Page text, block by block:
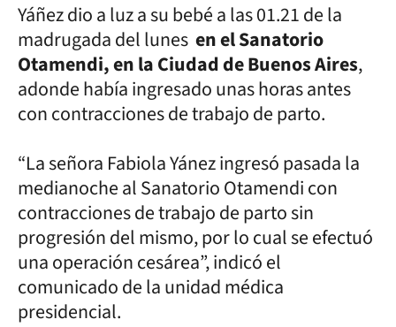
Yáñez dio a luz a su bebé a las 01.21 de la
madrugada del lunes en el Sanatorio
Otamendi, en la Ciudad de Buenos Aires,
adonde había ingresado unas horas antes
con contracciones de trabajo de parto.
“La señora Fabiola Yánez ingresó pasada la
medianoche al Sanatorio Otamendi con
contracciones de trabajo de parto sin
progresión del mismo, por lo cual se efectuó
una operación cesárea”, indicó el
comunicado de la unidad médica
presidencial.